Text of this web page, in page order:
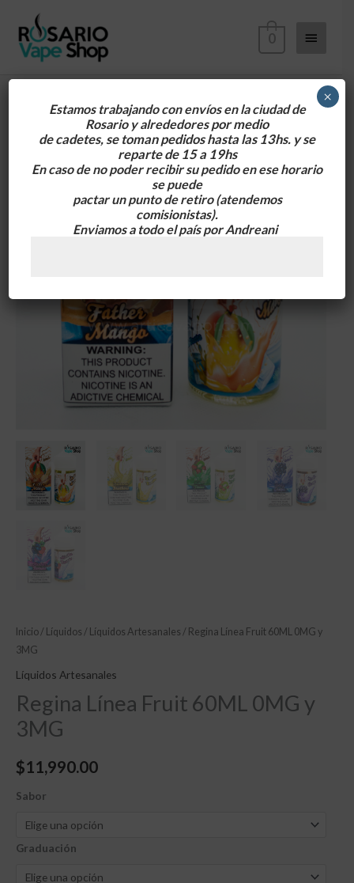
contenido
0
Inicio/ Líquidos / Líquidos Artesanales / Regina Línea Fruit 60ML 0MG y
3MG
Líquidos Artesanales
Regina Línea Fruit 60ML 0MG y
3MG
$11,990.00
Sabor
Graduación
Línea
Fruit
Estamos trabajando con envíos en la ciudad de
Rosario y alrededorespor medio
de cadetes, se toman pedidos hasta las 13hs. y se
reparte de 15 a 19hs
En caso de no poder recibir su pedido en ese horario
se puede
pactar un punto de retiro(atendemos
comisionistas).
Enviamos a todo el país por Andreani
×